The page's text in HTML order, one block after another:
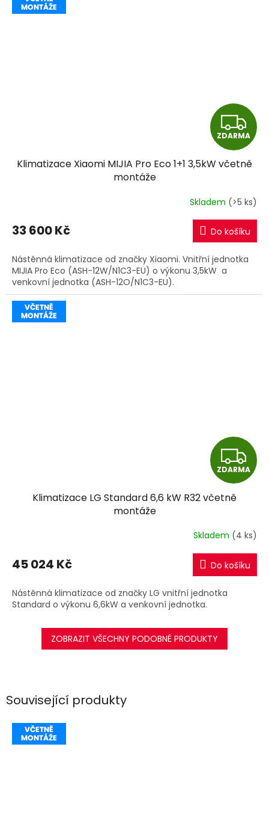
Související produkty
Z
D
A
R
M
A
ZDARMA
Klimatizace Xiaomi MIJIA Pro Eco 1+1 3,5kW včetně
montáže
Skladem (>5 ks)
33 600 Kč Do košíku
Nástěnná klimatizace od značky Xiaomi. Vnitřní jednotka
MIJIA Pro Eco (ASH-12W/N1C3-EU) o výkonu 3,5kW a
venkovní jednotka (ASH-12O/N1C3-EU).
Z
D
R
M
A
ZDARMA
Klimatizace LG Standard 6,6 kW R32 včetně
montáže
Skladem (4 ks)
45 024 Kč Do košíku
Nástěnná klimatizace od značky LG vnitřní jednotka
Standard o výkonu 6,6kW a venkovní jednotka.
ZOBRAZIT VŠECHNY PODOBNÉ PRODUKTY